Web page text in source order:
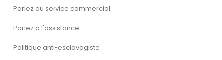
Parlez au service commercial
Parlez à l'assistance
Politique anti-esclavagiste